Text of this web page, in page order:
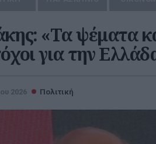
«Τα ψέματα
για την
2026 Πολιτική